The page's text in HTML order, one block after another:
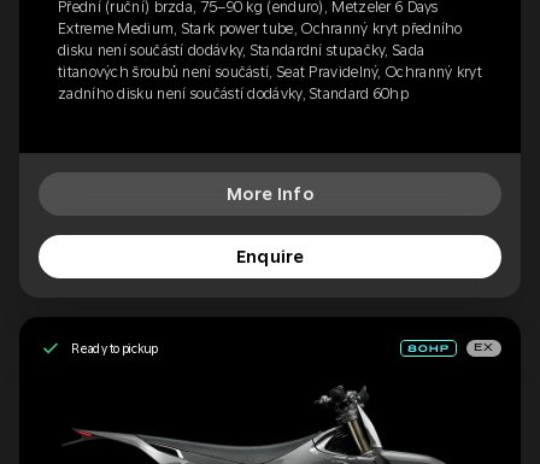
Přední (ruční) brzda, 75–90 kg (enduro), Metzeler 6 Days
Extreme Medium, Stark power tube, Ochranný kryt předního
disku není součástí dodávky, Standardní stupačky, Sada
titanových šroubů není součástí, Seat Pravidelný, Ochranný kryt
zadního disku není součástí dodávky, Standard 60hp
More Info
Enquire
Ready to pickup EX